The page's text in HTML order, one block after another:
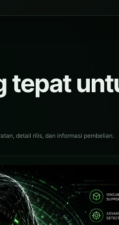
tepat
detail rilis, dan informasi pembelian.